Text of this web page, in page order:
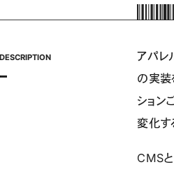
アパレ
の実装
ション
変化す
CMS